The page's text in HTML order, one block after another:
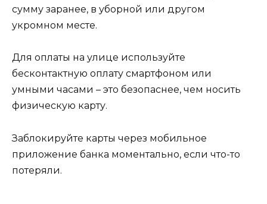
сумму заранее, в уборной или другом
укромном месте.
Для оплаты на улице используйте
бесконтактную оплату смартфоном или
умными часами – это безопаснее, чем носить
физическую карту.
Заблокируйте карты через мобильное
приложение банка моментально, если что-то
потеряли.